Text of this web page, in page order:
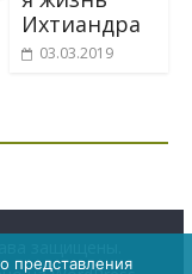
Ихтиандра
03.03.2019
представления